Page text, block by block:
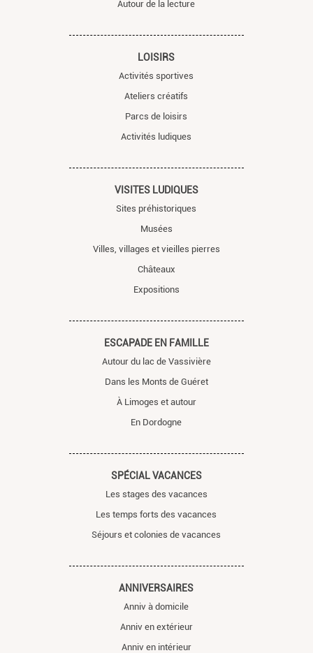
Autour de la lecture
LOISIRS
Activités sportives
Ateliers créatifs
Parcs de loisirs
Activités ludiques
VISITES LUDIQUES
Sites préhistoriques
Musées
Villes, villages et vieilles pierres
Châteaux
Expositions
ESCAPADE EN FAMILLE
Autour du lac de Vassivière
Dans les Monts de Guéret
À Limoges et autour
En Dordogne
SPÉCIAL VACANCES
Les stages des vacances
Les temps forts des vacances
Séjours et colonies de vacances
ANNIVERSAIRES
Anniv à domicile
Anniv en extérieur
Anniv en intérieur